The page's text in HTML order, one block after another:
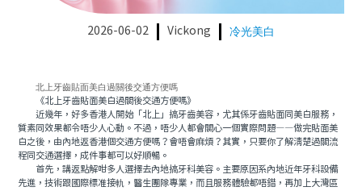
2026-06-02 Vickong 冷光美白
北上牙齒貼面美白過關後交通方便嗎
《北上牙齒貼面美白過關後交通方便嗎》
近幾年，好多香港人開始「北上」搞牙齒美容，尤其係牙齒貼面同美白服務，
質素同效果都令唔少人心動。不過，唔少人都會關心一個實際問題——做完貼面美
白之後，由內地返香港個交通方便嗎？會唔會麻煩？其實，只要你了解清楚過關流
程同交通選擇，成件事都可以好順暢。
首先，講返點解咁多人選擇去內地搞牙科美容。主要原因系內地近年牙科設備
先進，技術跟國際標准接軌，醫生團隊專業，而且服務體驗都唔錯，再加上大灣區